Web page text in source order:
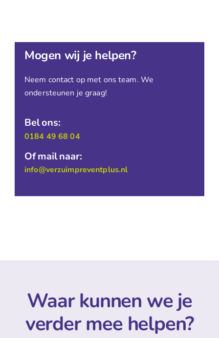
Mogen wij je helpen?
Neem contact op met ons team. We
ondersteunen je graag!
Bel ons:
0184 49 68 04
Of mail naar:
info@verzuimpreventplus.nl
Waar kunnen we je
verder mee helpen?